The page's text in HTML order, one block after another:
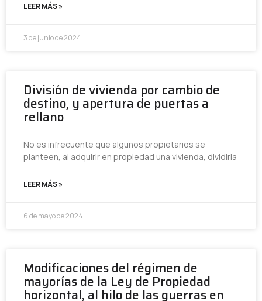
LEER MÁS »
3 de junio de 2024
División de vivienda por cambio de
destino, y apertura de puertas a
rellano
No es infrecuente que algunos propietarios se
planteen, al adquirir en propiedad una vivienda, dividirla
LEER MÁS »
6 de mayo de 2024
Modificaciones del régimen de
mayorías de la Ley de Propiedad
horizontal, al hilo de las guerras en